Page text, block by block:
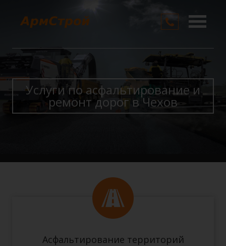
О компании
Цены
Контакты
Услуги по асфальтирование и
ремонт дорог в Чехов
Асфальтирование территорий